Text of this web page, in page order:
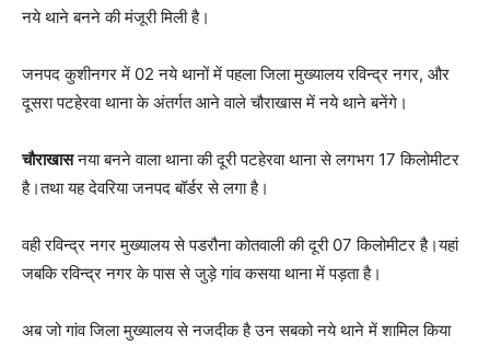
नये थाने बनने की मंजूरी मिली है।
जनपद कुशीनगर में 02 नये थानों में पहला जिला मुख्यालय रविन्द्र नगर, और
दूसरा पटहेरवा थाना के अंतर्गत आने वाले चौराखास में नये थाने बनेंगे।
चौराखासनया बनने वाला थाना की दूरी पटहेरवा थाना से लगभग 17 किलोमीटर
है।तथा यह देवरिया जनपद बॉर्डर से लगा है।
वही रविन्द्र नगर मुख्यालय से पडरौना कोतवाली की दूरी 07 किलोमीटर है।यहां
जबकि रविन्द्र नगर के पास से जुड़े गांव कसया थाना में पड़ता है।
अब जो गांव जिला मुख्यालय से नजदीक है उन सबको नये थाने में शामिल किया